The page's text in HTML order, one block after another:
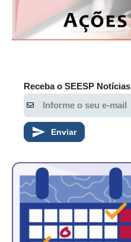
PUBLICAÇÕES
PUBLICIDADE
CONTATO
CADASTRO
ATUALIZAÇÃO CADASTRAL
NÚCLEO JOVEM
Receba o SEESP Notícias
Enviar